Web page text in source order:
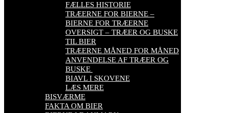
FÆLLES HISTORIE
TRÆERNE FOR BIERNE –
BIERNE FOR TRÆERNE
OVERSIGT – TRÆER OG BUSKE
TIL BIER
TRÆERNE MÅNED FOR MÅNED
ANVENDELSE AF TRÆER OG
BUSKE
BIAVL I SKOVENE
LÆS MERE
BISVÆRME
FAKTA OM BIER